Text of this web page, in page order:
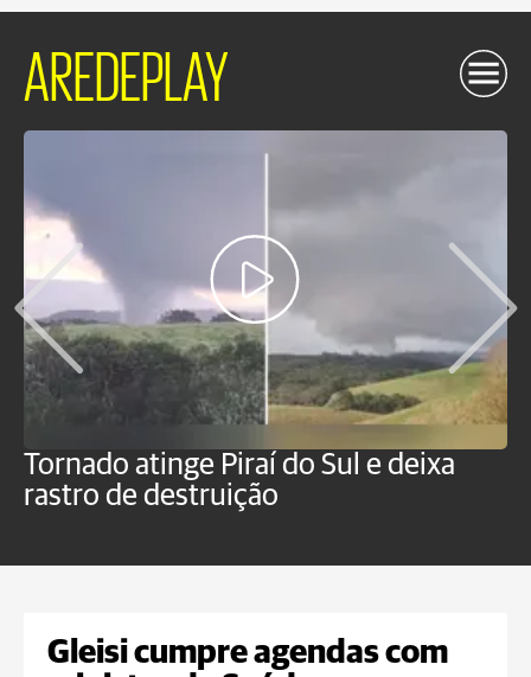
AREDEPLAY
Tornado atinge Piraí do Sul e deixa
rastro de destruição
Gleisi cumpre agendas com